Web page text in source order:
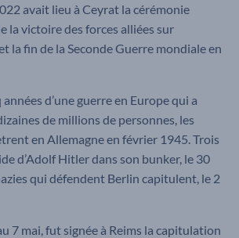
avait lieu à Ceyrat la cérémonie
la victoire des forces alliées sur
la fin de la Seconde Guerre mondiale en
d’une guerre en Europe qui a
de millions de personnes, les
en Allemagne en février 1945. Trois
d’Adolf Hitler dans son bunker, le 30
qui défendent Berlin capitulent, le 2
7 mai, fut signée à Reims la capitulation